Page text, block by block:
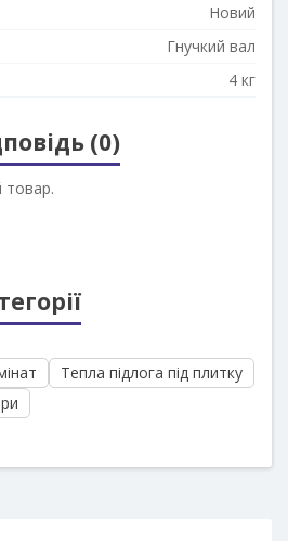
Новий
Гнучкий вал
4 кг
(0)
товар.
Тепла підлога під плитку